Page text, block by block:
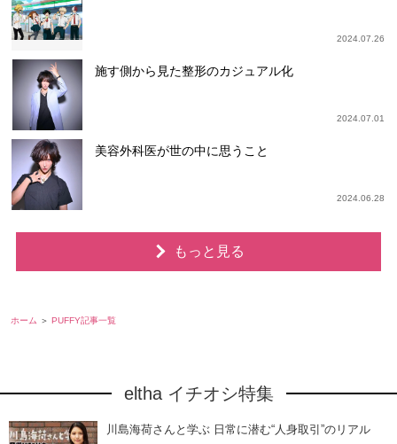
2024.07.26
施す側から見た整形のカジュアル化
2024.07.01
美容外科医が世の中に思うこと
2024.06.28
もっと見る
ホーム PUFFY記事一覧
eltha イチオシ特集
川島海荷さんと学ぶ 日常に潜む“人身取引”のリアル